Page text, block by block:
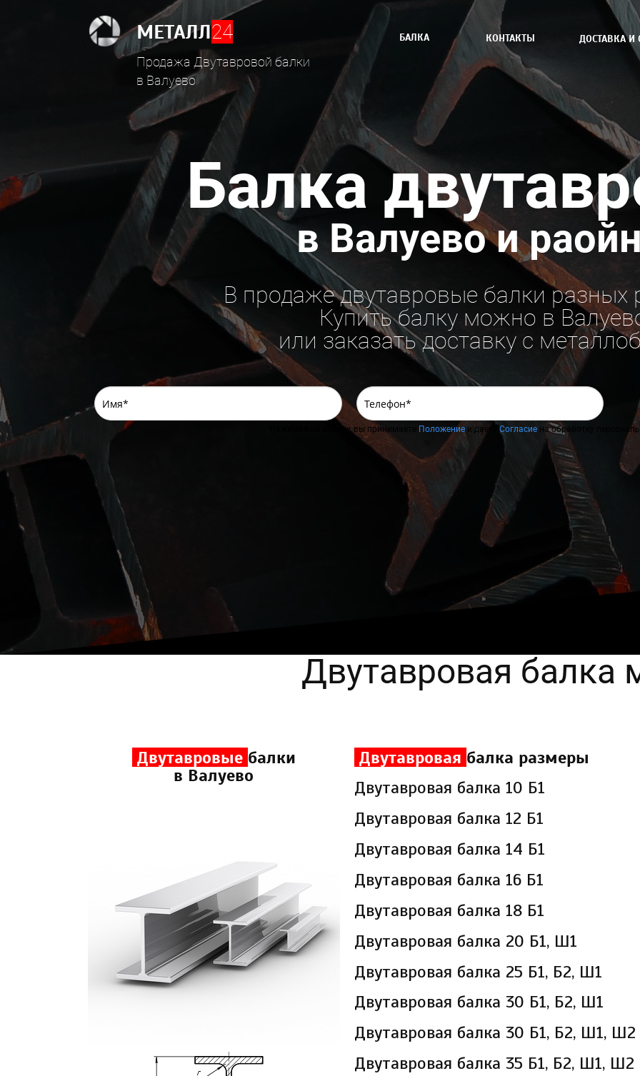
МЕТАЛЛ24
Продажа Двутавровой балки
в Валуево
БАЛКА КОНТАКТЫ ДОСТАВКА И
Балка
в Валуево и
В продаже двутавровые балки разных
Купить балку можно в
или заказать доставку с
Нажимая на кнопку, вы принимаете Положение и даете Согласие на обработку
Двутавровая балка
Двутавровые балки
в Валуево
Двутавровая балка размеры
Двутавровая балка 10 Б1
Двутавровая балка 12 Б1
Двутавровая балка 14 Б1
Двутавровая балка 16 Б1
Двутавровая балка 18 Б1
Двутавровая балка 20 Б1, Ш1
Двутавровая балка 25 Б1, Б2, Ш1
Двутавровая балка 30 Б1, Б2, Ш1
Двутавровая балка 30 Б1, Б2, Ш1, Ш2
Двутавровая балка 35 Б1, Б2, Ш1, Ш2